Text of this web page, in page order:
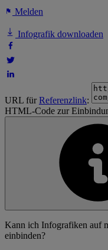
Melden
Infografik downloaden
URL fürReferenzlink:
HTML-Code zur
Kann ich Infografiken auf
einbinden?